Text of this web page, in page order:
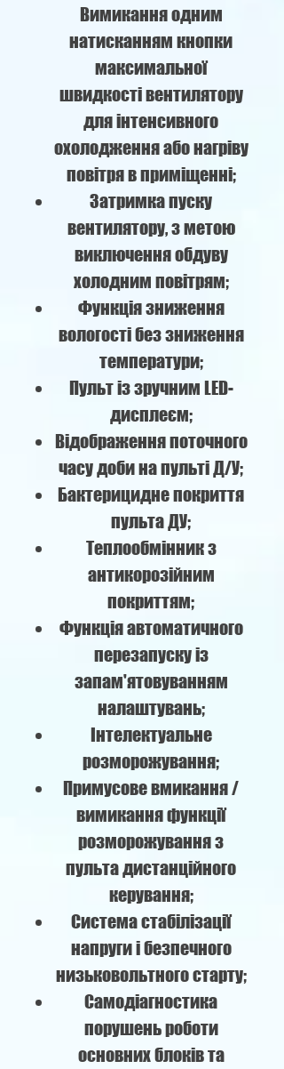
Вимикання одним
натисканням кнопки
максимальної
швидкості вентилятору
для інтенсивного
охолодження або нагріву
повітря в приміщенні;
Затримка пуску
вентилятору, з метою
виключення обдуву
холодним повітрям;
Функція зниження
вологості без зниження
температури;
Пульт із зручним LED-
дисплеєм;
Відображення поточного
часу доби на пульті Д/У;
Бактерицидне покриття
пульта ДУ;
Теплообмінник з
антикорозійним
покриттям;
Функція автоматичного
перезапуску із
запам'ятовуванням
налаштувань;
Інтелектуальне
розморожування;
Примусове вмикання /
вимикання функції
розморожування з
пульта дистанційного
керування;
Система стабілізації
напруги і безпечного
низьковольтного старту;
Самодіагностика
порушень роботи
основних блоків та